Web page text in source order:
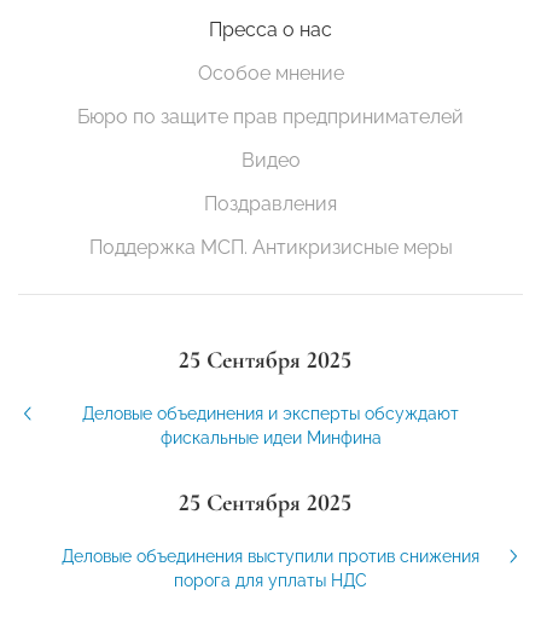
Пресса о нас
Особое мнение
Бюро по защите прав предпринимателей
Видео
Поздравления
Поддержка МСП. Антикризисные меры
25 Сентября 2025
Деловые объединения и эксперты обсуждают
фискальные идеи Минфина
25 Сентября 2025
Деловые объединения выступили против снижения
порога для уплаты НДС